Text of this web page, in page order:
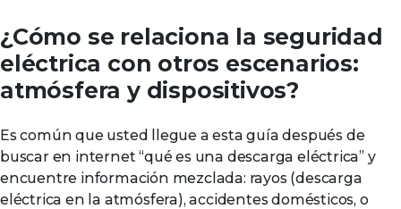
¿Cómo se relaciona la seguridad
eléctrica con otros escenarios:
atmósfera y dispositivos?
Es común que usted llegue a esta guía después de
buscar en internet “qué es una descarga eléctrica” y
encuentre información mezclada: rayos (descarga
eléctrica en la atmósfera), accidentes domésticos, o